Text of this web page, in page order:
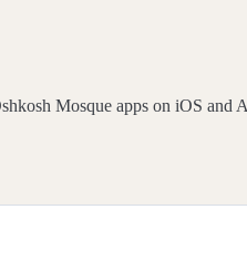
Mosque apps on iOS and